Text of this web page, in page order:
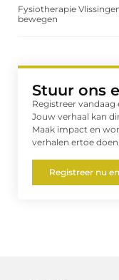
Fysiotherapie
bewegen
Stuur ons
Registreer
Jouw verhaal kan
Maak impact en
verhalen ertoe doen.
Registreer nu